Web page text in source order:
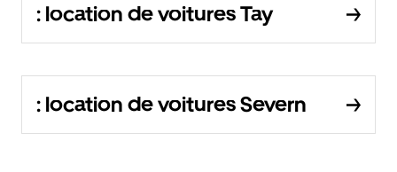
: location de voitures Tay
: location de voitures Severn